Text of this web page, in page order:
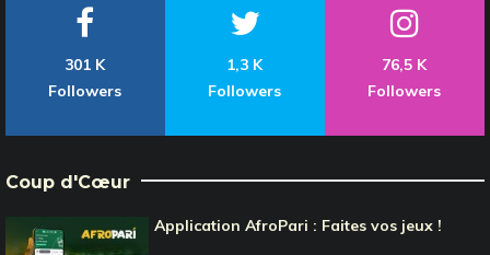
301 K
Followers
1,3 K
Followers
76,5 K
Followers
Coup d'Cœur
Application AfroPari : Faites vos jeux !